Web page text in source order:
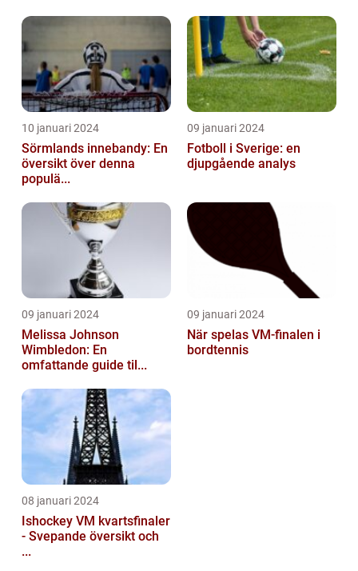
10 januari 2024
Sörmlands innebandy: En
översikt över denna
populä...
09 januari 2024
Fotboll i Sverige: en
djupgående analys
09 januari 2024
Melissa Johnson
Wimbledon: En
omfattande guide til...
09 januari 2024
När spelas VM-finalen i
bordtennis
08 januari 2024
Ishockey VM kvartsfinaler
- Svepande översikt och
...